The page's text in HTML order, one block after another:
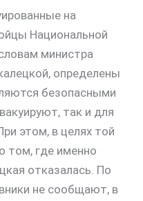
на
Национальной
министра
определены
безопасными
так и для
этом, в целях той
том, где именно
отказалась. По
не сообщают, в